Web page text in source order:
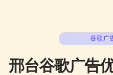
谷歌广
邢台谷歌广告